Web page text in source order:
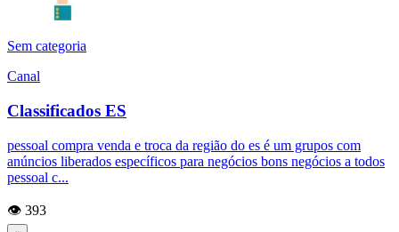
Sem categoria
Canal
Classificados ES
pessoal compra venda e troca da região do es é um grupos com
anúncios liberados específicos para negócios bons negócios a todos
pessoal c...
👁️ 393